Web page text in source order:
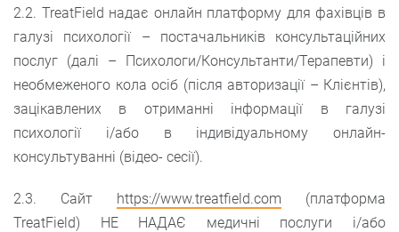
2.2. TreatField надає онлайн платформу для фахівців в
галузі психології – постачальників консультаційних
послуг (далі – Психологи/Консультанти/Терапевти) і
необмеженого кола осіб (після авторизації – Клієнтів),
зацікавлених в отриманні інформації в галузі
психології і/або в індивідуальному онлайн-
консультуванні (відео- сесії).
2.3. Сайт https://www.treatfield.com (платформа
TreatField) НЕ НАДАЄ медичні послуги і/або